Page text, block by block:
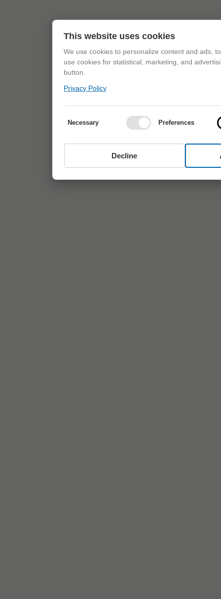
This website uses cookies
We use cookies to personalize content and ads,
use cookies for statistical, marketing, and
button.
Privacy Policy
Necessary Preferences
Decline